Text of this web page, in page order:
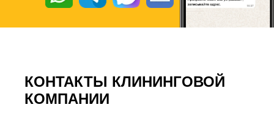
КОНТАКТЫ КЛИНИНГОВОЙ
КОМПАНИИ